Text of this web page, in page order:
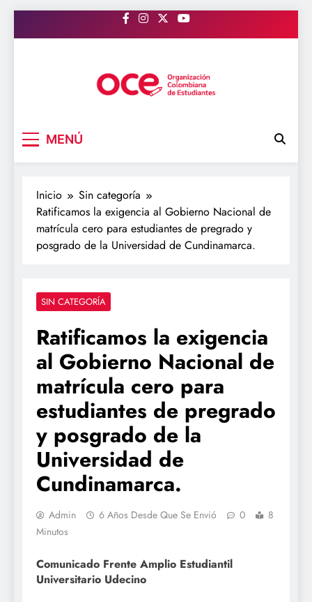
al
MENÚ
Inicio
Sin categoría
Ratificamos la exigencia al Gobierno Nacional de
matrícula cero para estudiantes de pregrado y
posgrado de la Universidad de Cundinamarca.
SIN CATEGORÍA
Ratificamos la exigencia
al Gobierno Nacional de
matrícula cero para
estudiantes de pregrado
y posgrado de la
Universidad de
Cundinamarca.
Admin 6 Años Desde Que Se Envió 0
8
Minutos
Comunicado Frente Amplio Estudiantil
Universitario Udecino